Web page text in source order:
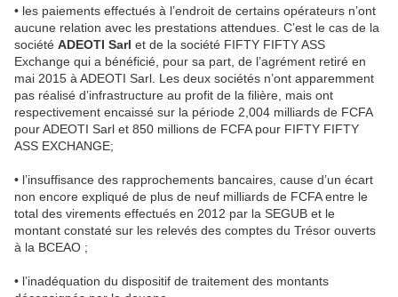
• les paiements effectués à l’endroit de certains opérateurs n’ont
aucune relation avec les prestations attendues. C’est le cas de la
société ADEOTI Sarl et de la société FIFTY FIFTY ASS
Exchange qui a bénéficié, pour sa part, de l’agrément retiré en
mai 2015 à ADEOTI Sarl. Les deux sociétés n’ont apparemment
pas réalisé d’infrastructure au profit de la filière, mais ont
respectivement encaissé sur la période 2,004 milliards de FCFA
pour ADEOTI Sarl et 850 millions de FCFA pour FIFTY FIFTY
ASS EXCHANGE;
• l’insuffisance des rapprochements bancaires, cause d’un écart
non encore expliqué de plus de neuf milliards de FCFA entre le
total des virements effectués en 2012 par la SEGUB et le
montant constaté sur les relevés des comptes du Trésor ouverts
à la BCEAO ;
• l’inadéquation du dispositif de traitement des montants